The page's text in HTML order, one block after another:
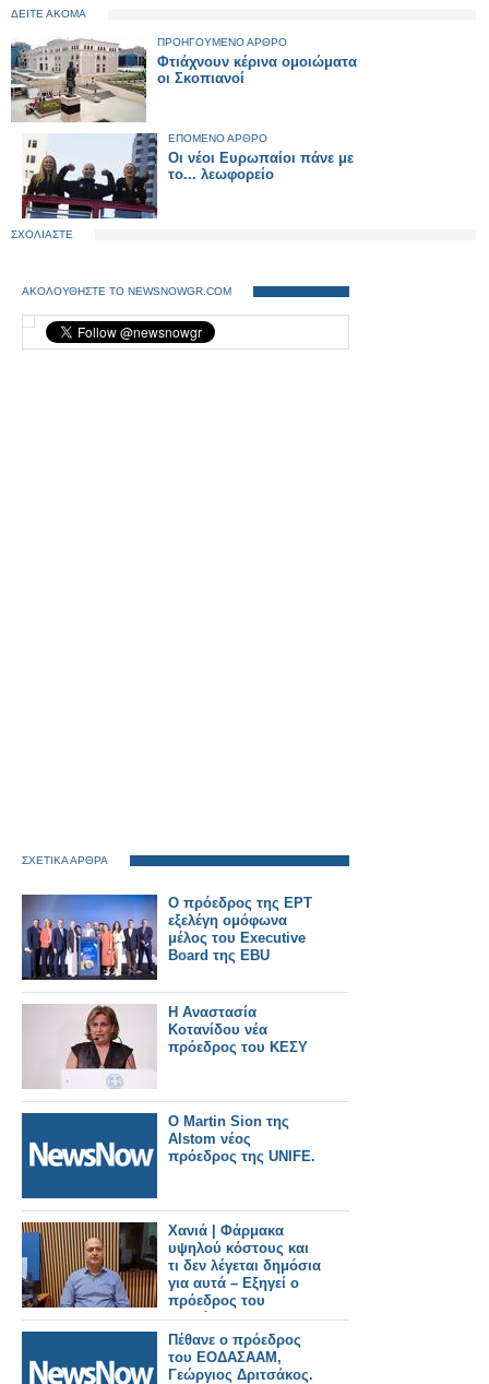
ΔΕΙΤΕ ΑΚΟΜΑ
ΠΡΟΗΓΟΥΜΕΝΟ ΑΡΘΡΟ
Φτιάχνουν κέρινα ομοιώματα
οι Σκοπιανοί
ΕΠΟΜΕΝΟ ΑΡΘΡΟ
Οι νέοι Ευρωπαίοι πάνε με
το... λεωφορείο
ΣΧΟΛΙΑΣΤΕ
ΑΚΟΛΟΥΘΗΣΤΕ ΤΟ NEWSNOWGR.COM
ΣΧΕΤΙΚΑ ΑΡΘΡΑ
Ο πρόεδρος της ΕΡΤ
εξελέγη ομόφωνα
μέλος του Executive
Board της EBU
Η Αναστασία
Κοτανίδου νέα
πρόεδρος του ΚΕΣΥ
Ο Martin Sion της
Alstom νέος
πρόεδρος της UNIFE.
Χανιά | Φάρμακα
υψηλού κόστους και
τι δεν λέγεται δημόσια
για αυτά – Εξηγεί ο
πρόεδρος του
Συλλόγου
Φαρμακοποιών
Μανώλης
Κατσαράκης
Πέθανε ο πρόεδρος
του ΕΟΔΑΣΑΑΜ,
Γεώργιος Δριτσάκος.